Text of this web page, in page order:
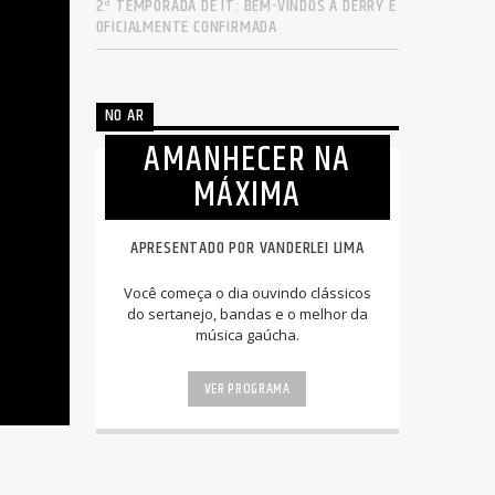
2ª TEMPORADA DE IT: BEM-VINDOS A DERRY É
OFICIALMENTE CONFIRMADA
NO AR
AMANHECER NA
MÁXIMA
APRESENTADO POR VANDERLEI LIMA
Você começa o dia ouvindo clássicos
do sertanejo, bandas e o melhor da
música gaúcha.
VER PROGRAMA